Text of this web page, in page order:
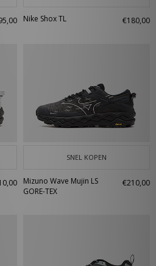
Nike Shox TL €180,00
SNEL KOPEN
Mizuno Wave Mujin LS
GORE-TEX
€210,00